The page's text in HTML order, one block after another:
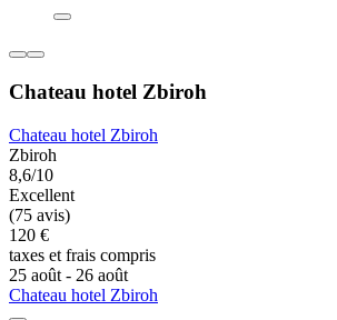
Chateau hotel Zbiroh
Chateau hotel Zbiroh
Zbiroh
8,6/10
Excellent
(75 avis)
120 €
taxes et frais compris
25 août - 26 août
Chateau hotel Zbiroh